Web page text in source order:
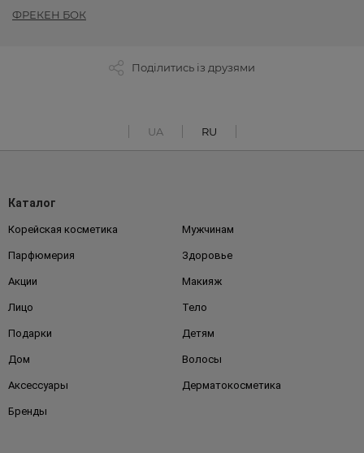
ФРЕКЕН БОК
Поділитись із друзями
UA RU
Каталог
Корейская косметика Мужчинам
Парфюмерия Здоровье
Акции Макияж
Лицо Тело
Подарки Детям
Дом Волосы
Аксессуары Дерматокосметика
Бренды